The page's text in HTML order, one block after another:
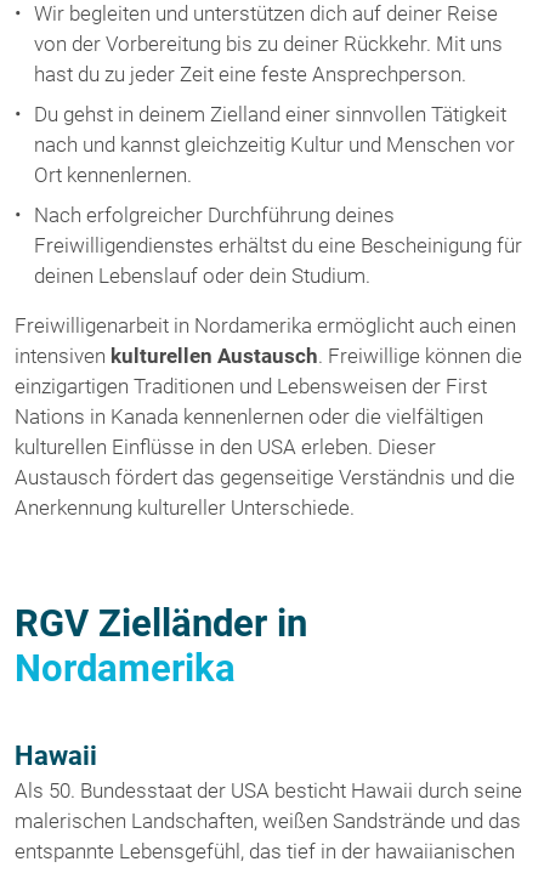
Wir begleiten und unterstützen dich auf deiner Reise
von der Vorbereitung bis zu deiner Rückkehr. Mit uns
hast du zu jeder Zeit eine feste Ansprechperson.
Du gehst in deinem Zielland einer sinnvollen Tätigkeit
nach und kannst gleichzeitig Kultur und Menschen vor
Ort kennenlernen.
Nach erfolgreicher Durchführung deines
Freiwilligendienstes erhältst du eine Bescheinigung für
deinen Lebenslauf oder dein Studium.
Freiwilligenarbeit in Nordamerika ermöglicht auch einen
intensiven kulturellen Austausch. Freiwillige können die
einzigartigen Traditionen und Lebensweisen der First
Nations in Kanada kennenlernen oder die vielfältigen
kulturellen Einflüsse in den USA erleben. Dieser
Austausch fördert das gegenseitige Verständnis und die
Anerkennung kultureller Unterschiede.
RGV Zielländer in
Nordamerika
Hawaii
Als 50. Bundesstaat der USA besticht Hawaii durch seine
malerischen Landschaften, weißen Sandstrände und das
entspannte Lebensgefühl, das tief in der hawaiianischen